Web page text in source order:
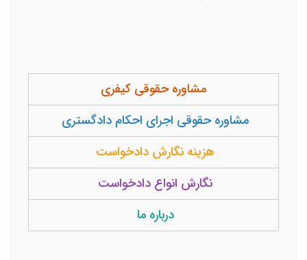
مشاوره حقوقی کیفری
مشاوره حقوقی اجرای احکام دادگستری
هزینه نگارش دادخواست
نگارش انواع دادخواست
درباره ما